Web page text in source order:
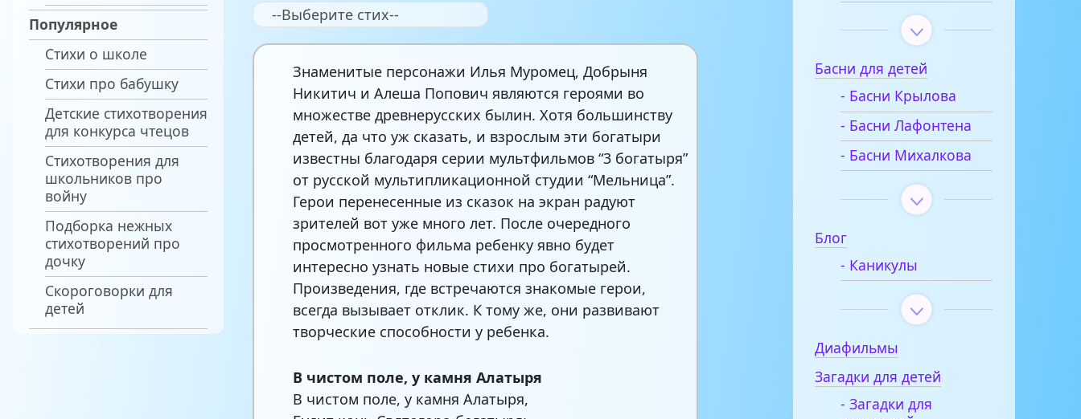
Популярное
Стихи о школе
Стихи про бабушку
Детские стихотворения
для конкурса чтецов
Стихотворения для
школьников про
войну
Подборка нежных
стихотворений про
дочку
Скороговорки для
детей
--Выберите стих--
Знаменитые персонажи Илья Муромец, Добрыня
Никитич и Алеша Попович являются героями во
множестве древнерусских былин. Хотя большинству
детей, да что уж сказать, и взрослым эти богатыри
известны благодаря серии мультфильмов “3 богатыря”
от русской мультипликационной студии “Мельница”.
Герои перенесенные из сказок на экран радуют
зрителей вот уже много лет. После очередного
просмотренного фильма ребенку явно будет
интересно узнать новые стихи про богатырей.
Произведения, где встречаются знакомые герои,
всегда вызывает отклик. К тому же, они развивают
творческие способности у ребенка.
В чистом поле, у камня Алатыря
В чистом поле, у камня Алатыря,
Басни для детей
- Басни Крылова
- Басни Лафонтена
- Басни Михалкова
Блог
- Каникулы
Диафильмы
Загадки для детей
- Загадки для